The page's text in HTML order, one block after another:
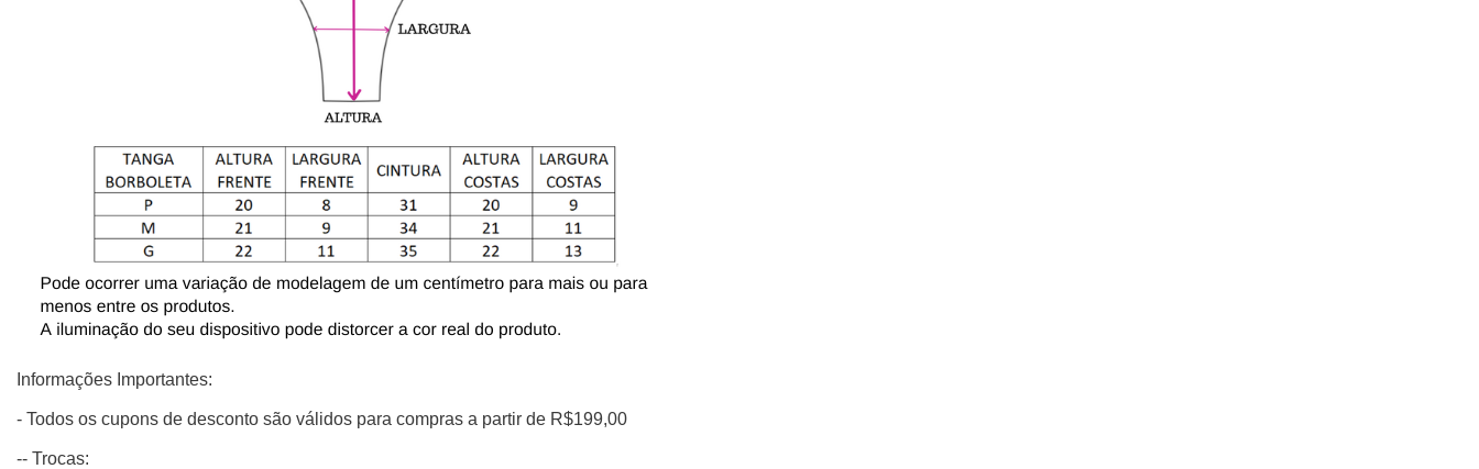
Informações Importantes:
- Todos os cupons de desconto são válidos para compras a partir de R$199,00
-- Trocas: